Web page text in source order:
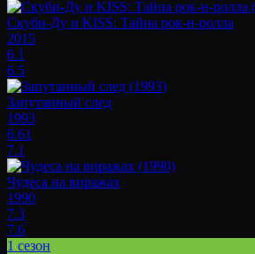
Скуби-Ду и KISS: Тайна рок-н-ролла
2015
6.1
6.5
Запутанный след
1993
6.61
7.1
Чудеса на виражах
1990
7.3
7.6
1 сезон